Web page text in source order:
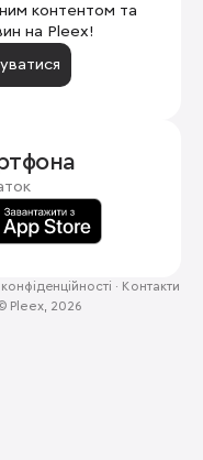
контентом та
на Pleex!
· Контакти
Pleex, 2026